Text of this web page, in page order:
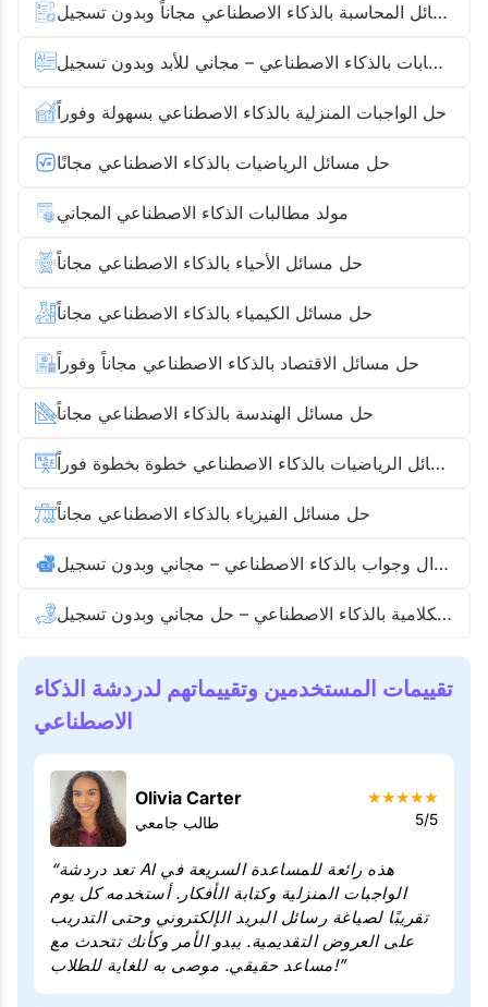
حل مسائل المحاسبة بالذكاء الاصطناعي مجاناً وبدون تسجيل
مولّد الإجابات بالذكاء الاصطناعي – مجاني للأبد وبدون تسجيل
حل الواجبات المنزلية بالذكاء الاصطناعي بسهولة وفوراً
حل مسائل الرياضيات بالذكاء الاصطناعي مجانًا
مولد مطالبات الذكاء الاصطناعي المجاني
حل مسائل الأحياء بالذكاء الاصطناعي مجاناً
حل مسائل الكيمياء بالذكاء الاصطناعي مجاناً
حل مسائل الاقتصاد بالذكاء الاصطناعي مجاناً وفوراً
حل مسائل الهندسة بالذكاء الاصطناعي مجاناً
حل مسائل الرياضيات بالذكاء الاصطناعي خطوة بخطوة فوراً
حل مسائل الفيزياء بالذكاء الاصطناعي مجاناً
أداة سؤال وجواب بالذكاء الاصطناعي – مجاني وبدون تسجيل
مسائل الرياضيات الكلامية بالذكاء الاصطناعي – حل مجاني وبدون تسجيل
تقييمات المستخدمين وتقييماتهم لدردشة الذكاء
الاصطناعي
Olivia Carter
طالب جامعي
★★★★★
5/5
“تعد دردشة AI هذه رائعة للمساعدة السريعة في
الواجبات المنزلية وكتابة الأفكار. أستخدمه كل يوم
تقريبًا لصياغة رسائل البريد الإلكتروني وحتى التدريب
على العروض التقديمية. يبدو الأمر وكأنك تتحدث مع
مساعد حقيقي. موصى به للغاية للطلاب!”